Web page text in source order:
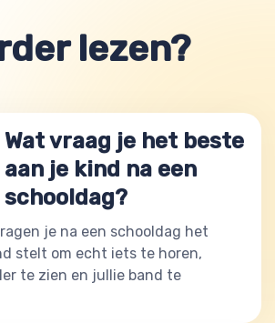
lezen?
Wat vraag je het beste
aan je kind na een
schooldag?
je na een schooldag het
stelt om echt iets te horen,
te zien en jullie band te